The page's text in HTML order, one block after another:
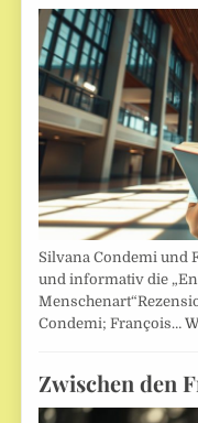
Silvana Condemi und
und informativ die
Condemi; François…
Zwischen den